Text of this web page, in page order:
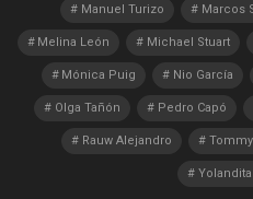
Manuel Turizo Marcos
Melina León Michael Stuart
Mónica Puig Nio García
Olga Tañón Pedro Capó
Rauw Alejandro